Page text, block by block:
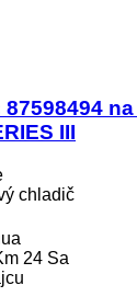
III
chladič
24 Sa